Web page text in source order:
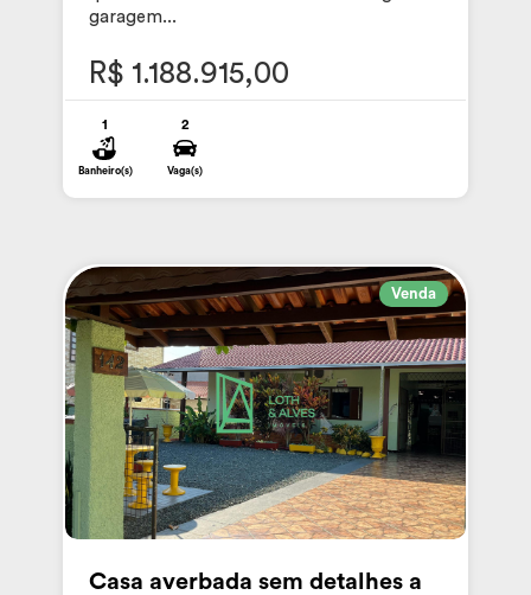
garagem...
R$ 1.188.915,00
1
Banheiro(s)
2
Vaga(s)
Venda
Casa averbada sem detalhes a